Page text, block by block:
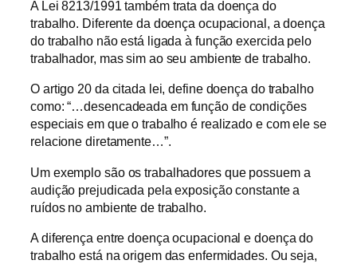
A Lei 8213/1991 também trata da doença do
trabalho. Diferente da doença ocupacional, a doença
do trabalho não está ligada à função exercida pelo
trabalhador, mas sim ao seu ambiente de trabalho.
O artigo 20 da citada lei, define doença do trabalho
como: “…desencadeada em função de condições
especiais em que o trabalho é realizado e com ele se
relacione diretamente…”.
Um exemplo são os trabalhadores que possuem a
audição prejudicada pela exposição constante a
ruídos no ambiente de trabalho.
A diferença entre doença ocupacional e doença do
trabalho está na origem das enfermidades. Ou seja,